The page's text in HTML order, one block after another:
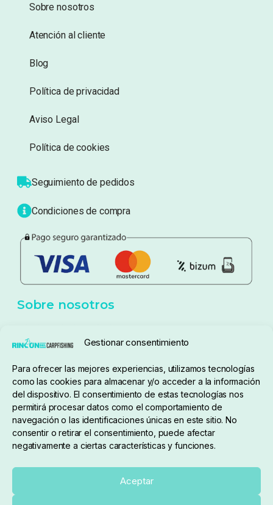
Gestionar consentimiento
Para ofrecer las mejores experiencias, utilizamos tecnologías
como las cookies para almacenar y/o acceder a la información
del dispositivo. El consentimiento de estas tecnologías nos
permitirá procesar datos como el comportamiento de
navegación o las identificaciones únicas en este sitio. No
consentir o retirar el consentimiento, puede afectar
negativamente a ciertas características y funciones.
Aceptar
Sobre nosotros
Atención al cliente
Blog
Política de privacidad
Aviso Legal
Política de cookies
Seguimiento de pedidos
Condiciones de compra
Sobre nosotros
pedidos@elrincondelcarpfishing.com
910 824 923
Lunes a Viernes de 10:00 a 14:00 horas y 17:00 a
20:00
Paseo de Guadalajara, 36. Local 3. 28702. San